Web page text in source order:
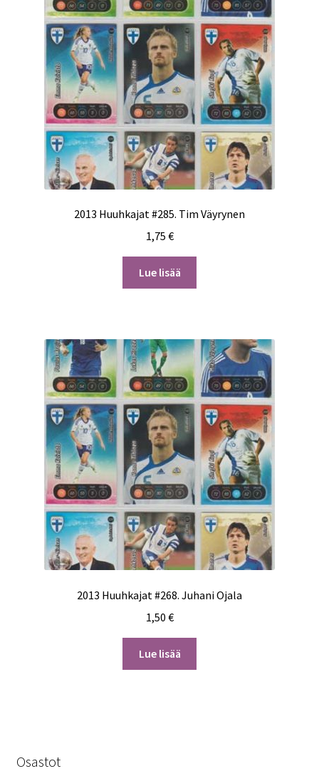
2013 Huuhkajat #285. Tim Väyrynen
1,75 €
Lue lisää
2013 Huuhkajat #268. Juhani Ojala
1,50 €
Lue lisää
Osastot